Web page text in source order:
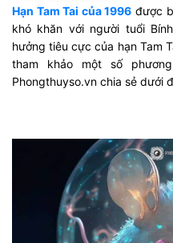
Hạn Tam Tai của 1996 được
khó khăn với người tuổi
hưởng tiêu cực của hạn Tam
tham khảo một số
Phongthuyso.vn chia sẻ dưới